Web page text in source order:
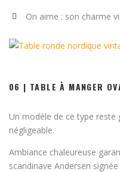
On aime : son charme
06 | TABLE À MANGER
Un modèle de ce type reste
négligeable.
Ambiance chaleureuse
scandinave Andersen